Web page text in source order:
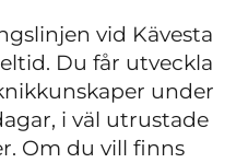
vid Kävesta
Du får utveckla
under
i väl utrustade
Om du vill finns